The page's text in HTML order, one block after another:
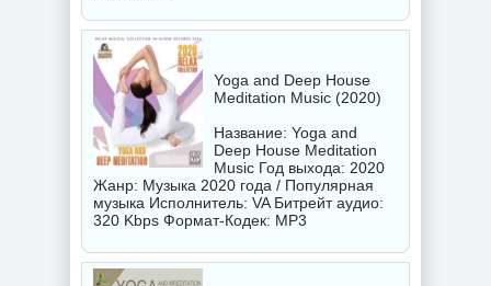
Yoga and Deep House
Meditation Music (2020)
Название: Yoga and
Deep House Meditation
Music Год выхода: 2020
Жанр: Музыка 2020 года / Популярная
музыка Исполнитель: VAБитрейт аудио:
320 Kbps Формат-Кодек: MP3